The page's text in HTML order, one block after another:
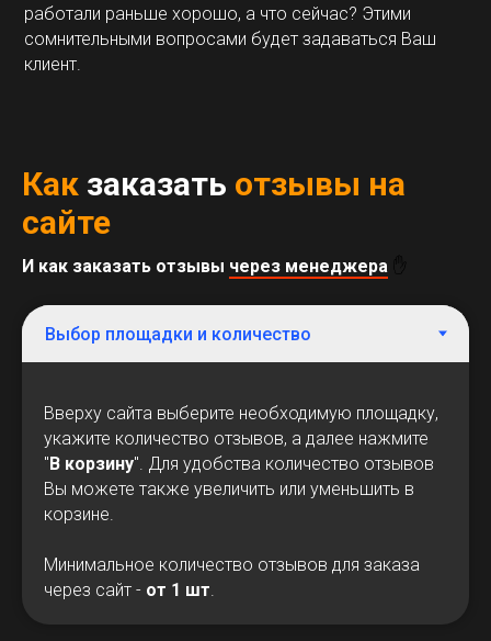
работали раньше хорошо, а что сейчас? Этими
сомнительными вопросами будет задаваться Ваш
клиент.
Как заказать отзывы на
сайте
И как заказать отзывы через менеджера
Вверху сайта выберите необходимую площадку,
укажите количество отзывов, а далее нажмите
"В корзину". Для удобства количество отзывов
Вы можете также увеличить или уменьшить в
корзине.
Минимальное количество отзывов для заказа
через сайт - от 1 шт.